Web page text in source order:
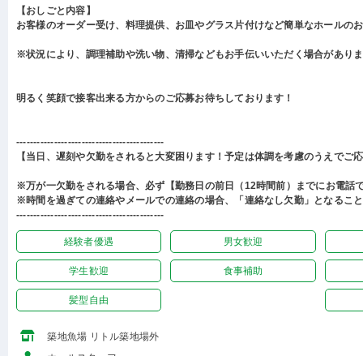
【おしごと内容】
お客様のオーダー受け、料理提供、お皿やグラス片付けなど簡単なホールの
※状況により、調理補助や洗い物、清掃などもお手伝いいただく場合があり
明るく笑顔で接客出来る方からのご応募お待ちしております！
-------------------------------------------
【当日、遅刻や欠勤をされると大変困ります！予定は体調を考慮のうえでご
※万が一欠勤をされる場合、必ず【勤務日の前日（12時間前）までにお電話
※時間を過ぎての連絡やメールでの連絡の場合、「連絡なし欠勤」となるこ
-------------------------------------------
経験者優遇 男女歓迎
学生歓迎 食事補助
髪型自由
築地魚場 リトル築地場外